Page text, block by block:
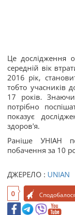
Це дослідження
середній вік
2016 рік,
тобто учасників
17 років.
потрібно
показує
здоров'я.
Раніше УНІАН
побачення за 10
ДЖЕРЕЛО : UNIAN
0